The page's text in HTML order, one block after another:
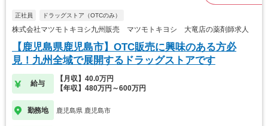
正社員 ドラッグストア（OTCのみ）
株式会社マツモトキヨシ九州販売 マツモトキヨシ 大竜店の薬剤師求人
【鹿児島県鹿児島市】OTC販売に興味のある方必
見！九州全域で展開するドラッグストアです
給与
【月収】40.0万円
【年収】480万円～600万円
勤務地 鹿児島県 鹿児島市